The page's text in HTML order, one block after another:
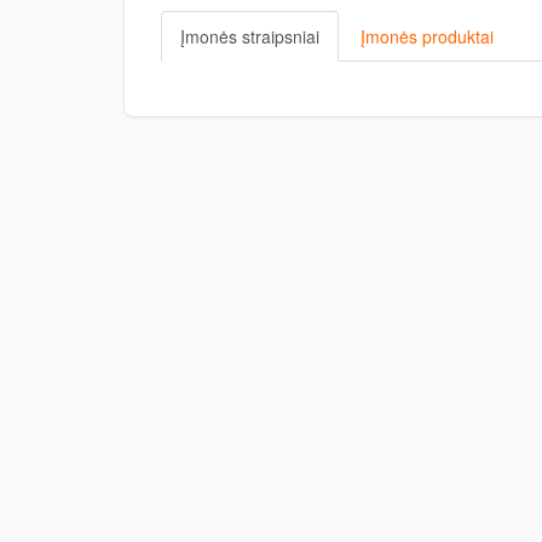
Įmonės straipsniai Įmonės produktai